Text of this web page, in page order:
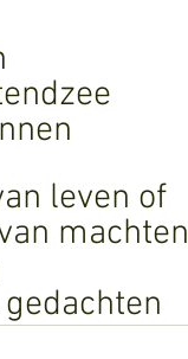
leven of
machten